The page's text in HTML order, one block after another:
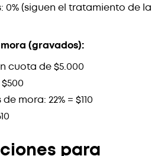
0% (siguen el tratamiento de la
(gravados):
cuota de $5.000
mora: 22% = $110
para